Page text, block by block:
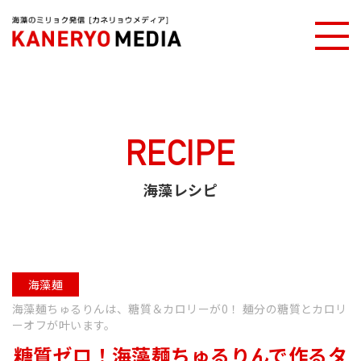
カネリョウメディアTOP
海藻レシピ
RECIPE
海藻レシピ
海藻麺
海藻麺ちゅるりんは、糖質＆カロリーが0！ 麺分の糖質とカロリ
ーオフが叶います。
糖質ゼロ！海藻麺ちゅるりんで作るタ